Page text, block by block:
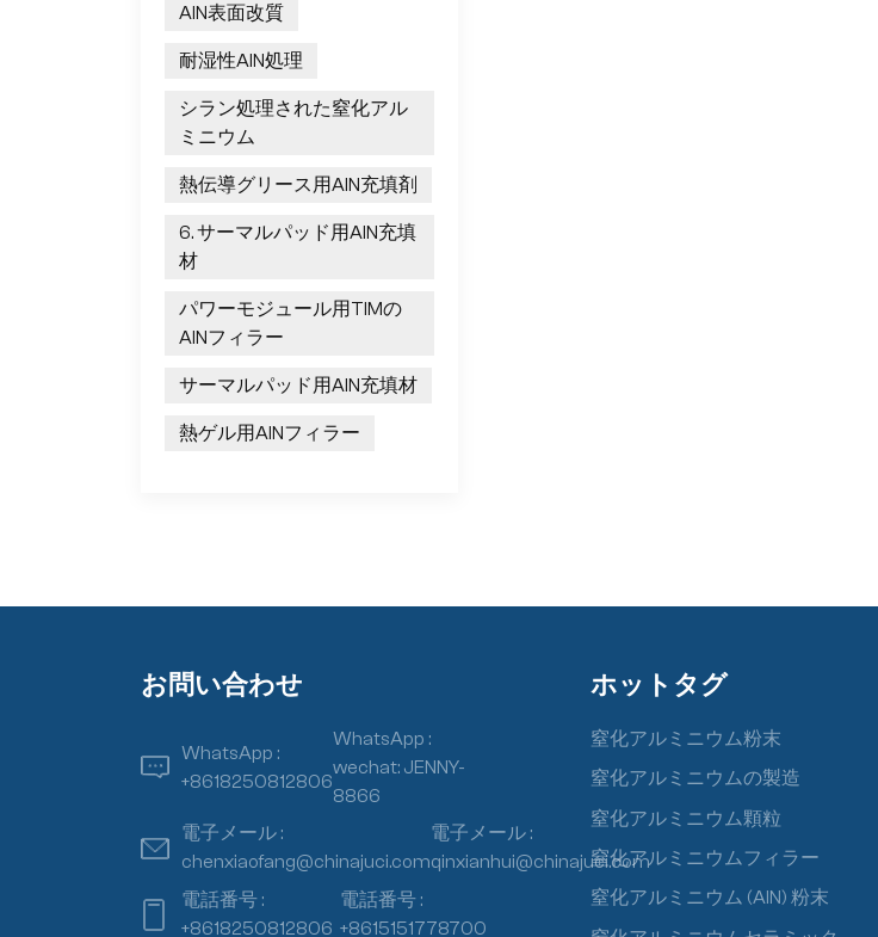
AlN表面改質
耐湿性AlN処理
シラン処理された窒化アル
ミニウム
熱伝導グリース用AlN充填剤
6. サーマルパッド用AlN充填
材
パワーモジュール用TIMの
AlNフィラー
サーマルパッド用AlN充填材
熱ゲル用AlNフィラー
お問い合わせ
WhatsApp :
+8618250812806
WhatsApp :
wechat: JENNY-
8866
電子メール :
chenxiaofang@chinajuci.com
電子メール :
qinxianhui@chinajuci.com
電話番号 :
+8618250812806
電話番号 :
+8615151778700
ホットタグ
窒化アルミニウム粉末
窒化アルミニウムの製造
窒化アルミニウム顆粒
窒化アルミニウムフィラー
窒化アルミニウム (AlN) 粉末